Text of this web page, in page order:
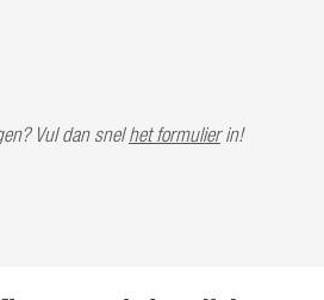
Vul dan snelhet formulierin!